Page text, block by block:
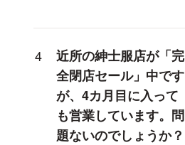
近所の紳士服店が「完
全閉店セール」中です
が、4カ月目に入って
も営業しています。問
題ないのでしょうか？